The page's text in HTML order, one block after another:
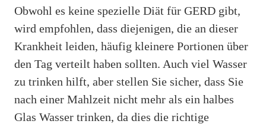
Obwohl es keine spezielle Diät für GERD gibt,
wird empfohlen, dass diejenigen, die an dieser
Krankheit leiden, häufig kleinere Portionen über
den Tag verteilt haben sollten. Auch viel Wasser
zu trinken hilft, aber stellen Sie sicher, dass Sie
nach einer Mahlzeit nicht mehr als ein halbes
Glas Wasser trinken, da dies die richtige